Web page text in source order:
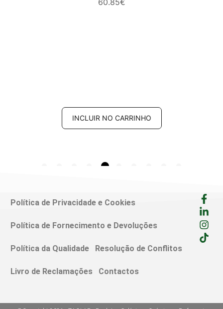
60.85€
INCLUIR NO CARRINHO
Política de Privacidade e Cookies
Política de Fornecimento e Devoluções
Política da Qualidade Resolução de Conflitos
Livro de Reclamações Contactos